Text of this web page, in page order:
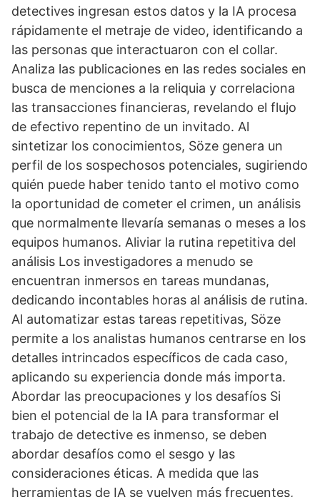
detectives ingresan estos datos y la IA procesa
rápidamente el metraje de video, identificando a
las personas que interactuaron con el collar.
Analiza las publicaciones en las redes sociales en
busca de menciones a la reliquia y correlaciona
las transacciones financieras, revelando el flujo
de efectivo repentino de un invitado. Al
sintetizar los conocimientos, Söze genera un
perfil de los sospechosos potenciales, sugiriendo
quién puede haber tenido tanto el motivo como
la oportunidad de cometer el crimen, un análisis
que normalmente llevaría semanas o meses a los
equipos humanos. Aliviar la rutina repetitiva del
análisis Los investigadores a menudo se
encuentran inmersos en tareas mundanas,
dedicando incontables horas al análisis de rutina.
Al automatizar estas tareas repetitivas, Söze
permite a los analistas humanos centrarse en los
detalles intrincados específicos de cada caso,
aplicando su experiencia donde más importa.
Abordar las preocupaciones y los desafíos Si
bien el potencial de la IA para transformar el
trabajo de detective es inmenso, se deben
abordar desafíos como el sesgo y las
consideraciones éticas. A medida que las
herramientas de IA se vuelven más frecuentes,